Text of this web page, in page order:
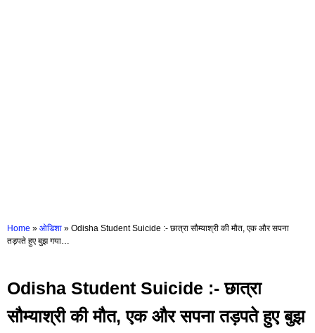
Home » ओडिशा » Odisha Student Suicide :- छात्रा सौम्याश्री की मौत, एक और सपना
तड़पते हुए बुझ गया…
Odisha Student Suicide :- छात्रा
सौम्याश्री की मौत, एक और सपना तड़पते हुए बुझ